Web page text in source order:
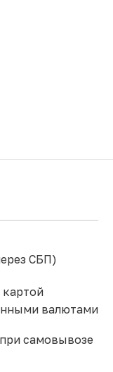
СБП)
валютами
самовывозе